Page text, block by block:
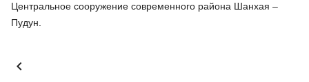
Центральное сооружение современного района Шанхая –
Пудун.
